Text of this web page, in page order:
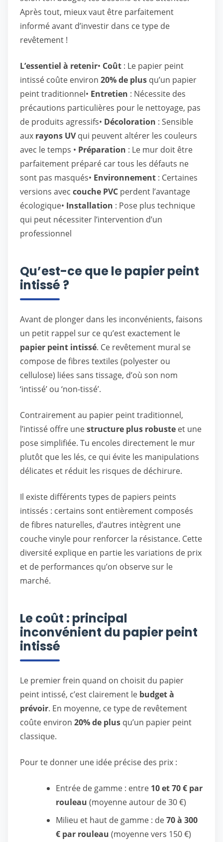
Après tout, mieux vaut être parfaitement
informé avant d’investir dans ce type de
revêtement !
L’essentiel à retenir• Coût : Le papier peint
intissé coûte environ 20% de plus qu’un papier
peint traditionnel• Entretien : Nécessite des
précautions particulières pour le nettoyage, pas
de produits agressifs• Décoloration : Sensible
aux rayons UVqui peuvent altérer les couleurs
avec le temps • Préparation : Le mur doit être
parfaitement préparé car tous les défauts ne
sont pas masqués• Environnement : Certaines
versions avec couche PVC perdent l’avantage
écologique• Installation : Pose plus technique
qui peut nécessiter l’intervention d’un
professionnel
Qu’est-ce que le papier peint
intissé ?
Avant de plonger dans les inconvénients, faisons
un petit rappel sur ce qu’est exactement le
papier peint intissé. Ce revêtement mural se
compose de fibres textiles (polyester ou
cellulose) liées sans tissage, d’où son nom
‘intissé’ ou ‘non-tissé’.
Contrairement au papier peint traditionnel,
l’intissé offre unestructure plus robuste et une
pose simplifiée. Tu encoles directement le mur
plutôt que les lés, ce qui évite les manipulations
délicates et réduit les risques de déchirure.
Il existe différents types de papiers peints
intissés : certains sont entièrement composés
de fibres naturelles, d’autres intègrent une
couche vinyle pour renforcer la résistance. Cette
diversité explique en partie les variations de prix
et de performances qu’on observe sur le
marché.
Le coût : principal
inconvénient du papier peint
intissé
Le premier frein quand on choisit du papier
peint intissé, c’est clairement le budget à
prévoir. En moyenne, ce type de revêtement
coûte environ 20% de plus qu’un papier peint
classique.
Pour te donner une idée précise des prix :
Entrée de gamme : entre 10 et 70 € par
rouleau (moyenne autour de 30 €)
Milieu et haut de gamme : de70 à 300
€ par rouleau (moyenne vers 150 €)